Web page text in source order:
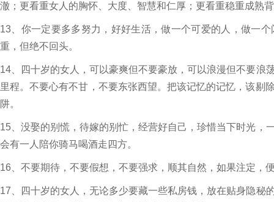
澈；更看重女人的胸怀、大度、智慧和仁厚；更看重稳重成熟
13、你一定要多多努力，好好生活，做一个可爱的人，做一
重，但绝不回头。
14、四十岁的女人，可以豪爽但不要豪放，可以浪漫但不要浪
里程。不要心有不甘，不要东张西望。把该记忆的记忆，该剔
阱。
15、没娶的别慌，待嫁的别忙，经营好自己，珍惜当下时光，
会有一人陪你骑马喝酒走四方。
16、不要期待，不要假想，不要强求，顺其自然，如果注定，
17、四十岁的女人，无论多少要藏一些私房钱，放在贴身隐秘